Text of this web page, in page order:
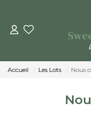
Accueil Les Lots Nous